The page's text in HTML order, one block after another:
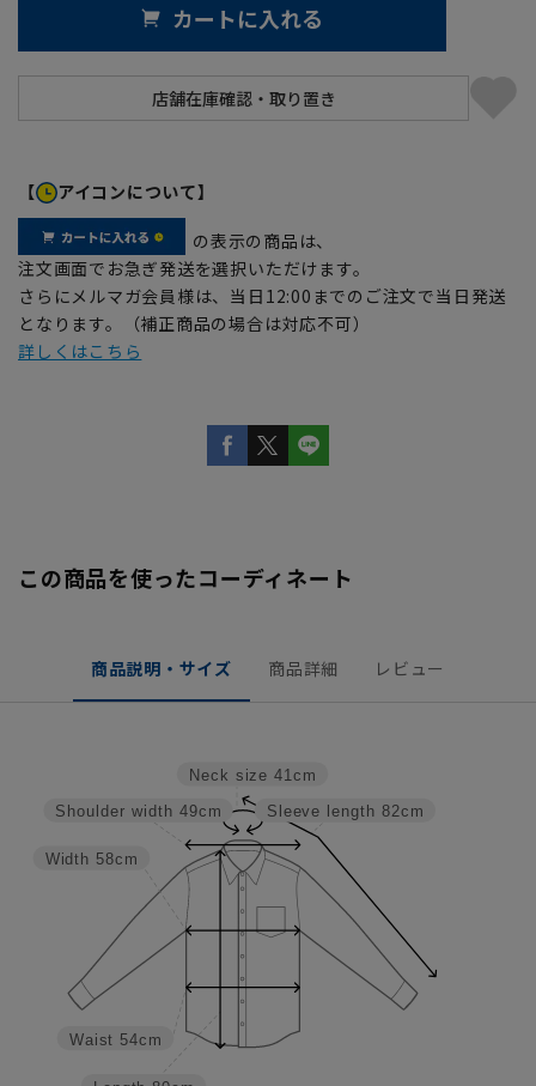
カートに入れる
【 アイコンについて】
の表示の商品は、
注文画面でお急ぎ発送を選択いただけます。
さらにメルマガ会員様は、当日12:00までのご注文で当日発送
となります。（補正商品の場合は対応不可）
詳しくはこちら
この商品を使ったコーディネート
商品説明・サイズ 商品詳細 レビュー
Sleeve length 82cm
Neck size 41cm
Waist 54cm
Width 58cm
Shoulder width 49cm